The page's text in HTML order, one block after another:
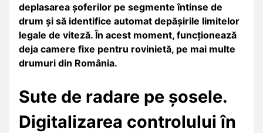
deplasarea șoferilor pe segmente întinse de
drum și să identifice automat depășirile limitelor
legale de viteză. În acest moment, funcționează
deja camere fixe pentru rovinietă, pe mai multe
drumuri din România.
Sute de radare pe șosele.
Digitalizarea controlului în